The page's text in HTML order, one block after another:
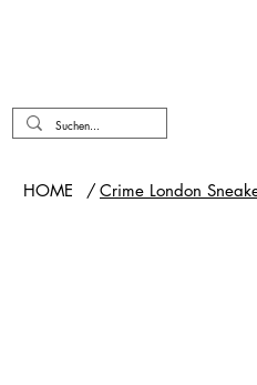
HOME / Crime London